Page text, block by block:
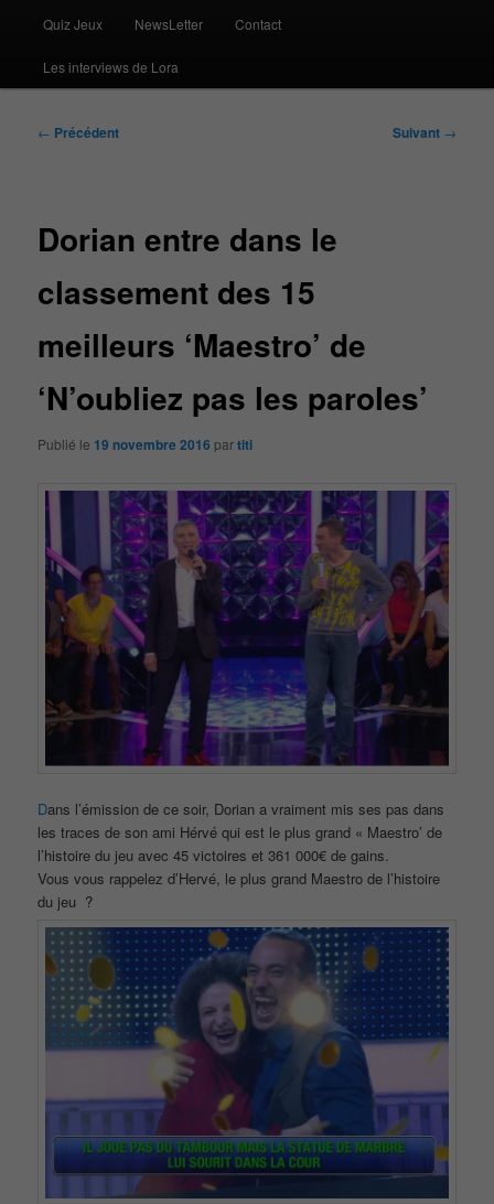
Quiz Jeux NewsLetter Contact
Les interviews de Lora
Navigation
← Précédent Suivant →
Dorian entre dans le
classement des 15
meilleurs ‘Maestro’ de
‘N’oubliez pas les paroles’
Publié le 19 novembre 2016 partiti
Dans l’émission de ce soir, Dorian a vraiment mis ses pas dans
les traces de son ami Hérvé qui est le plus grand « Maestro’ de
l’histoire du jeu avec 45 victoires et 361 000€ de gains.
Vous vous rappelez d’Hervé, le plus grand Maestro de l’histoire
du jeu ?